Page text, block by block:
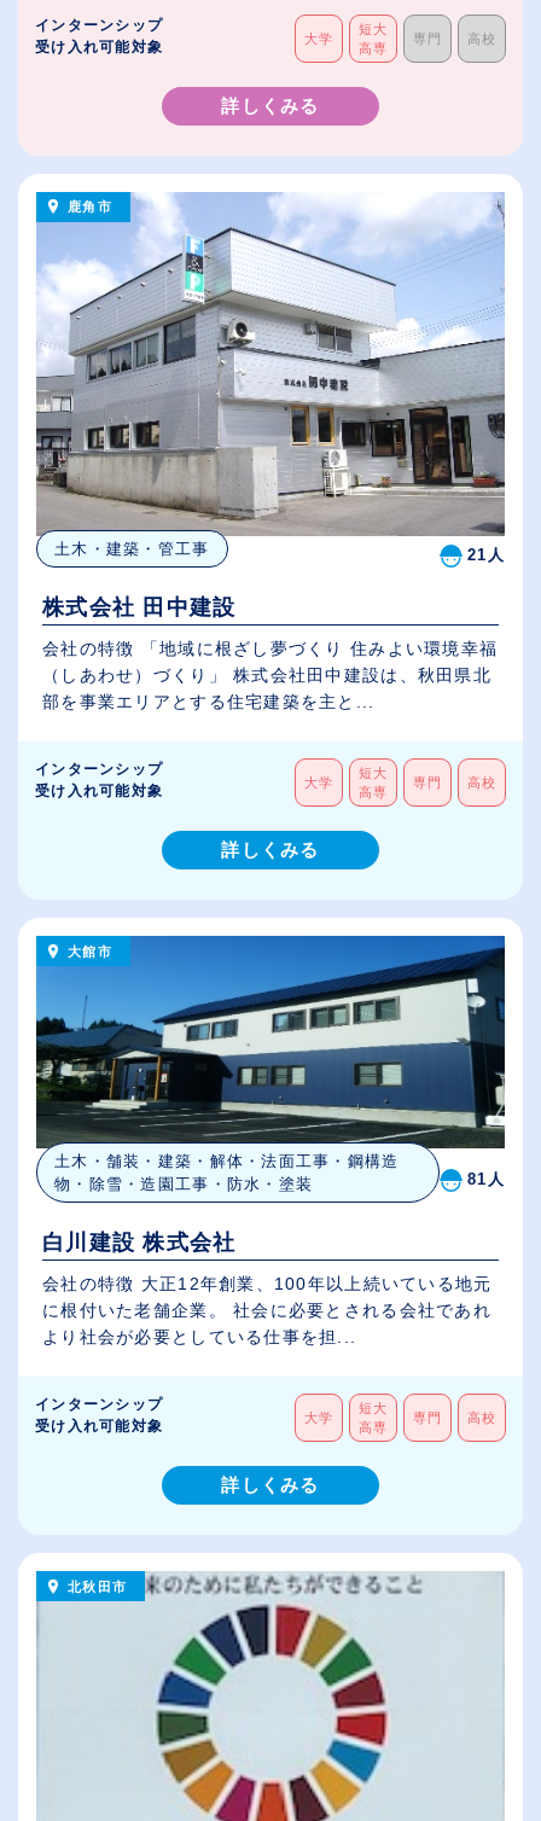
インターンシップ
受け入れ可能対象
大学
短大
高専
専門 高校
詳しくみる
鹿角市
土木・建築・管工事 21人
株式会社 田中建設
会社の特徴 「地域に根ざし夢づくり 住みよい環境幸福
（しあわせ）づくり」 株式会社田中建設は、秋田県北
部を事業エリアとする住宅建築を主と...
インターンシップ
受け入れ可能対象
大学
短大
高専
専門 高校
詳しくみる
大館市
土木・舗装・建築・解体・法面工事・鋼構造
物・除雪・造園工事・防水・塗装
81人
白川建設 株式会社
会社の特徴 大正12年創業、100年以上続いている地元
に根付いた老舗企業。 社会に必要とされる会社であれ
より社会が必要としている仕事を担...
インターンシップ
受け入れ可能対象
大学
短大
高専
専門 高校
詳しくみる
北秋田市